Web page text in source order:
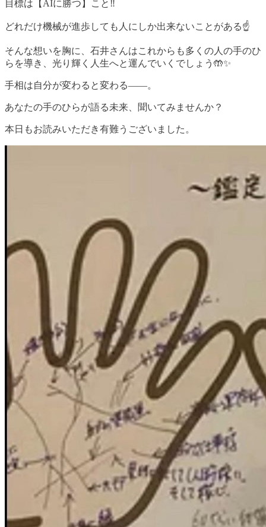
目標は【AIに勝つ】こと‼️
どれだけ機械が進歩しても人にしか出来ないことがある☝️
そんな想いを胸に、石井さんはこれからも多くの人の手のひ
らを導き、光り輝く人生へと運んでいくでしょう🤲✨
手相は自分が変わると変わる――。
あなたの手のひらが語る未来、聞いてみませんか？
本日もお読みいただき有難うございました。